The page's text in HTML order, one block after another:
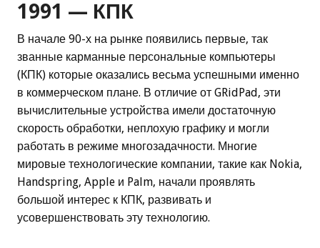
1991 — КПК
В начале 90-х на рынке появились первые, так
званные карманные персональные компьютеры
(КПК) которые оказались весьма успешными именно
в коммерческом плане. В отличие от GRidPad, эти
вычислительные устройства имели достаточную
скорость обработки, неплохую графику и могли
работать в режиме многозадачности. Многие
мировые технологические компании, такие как Nokia,
Handspring, Apple и Palm, начали проявлять
большой интерес к КПК, развивать и
усовершенствовать эту технологию.